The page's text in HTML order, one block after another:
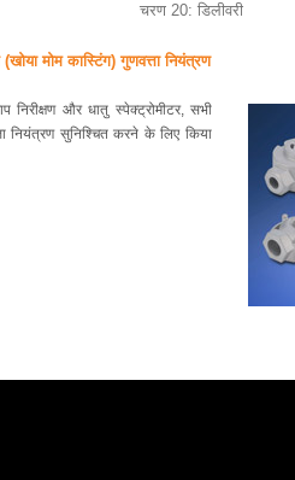
चरण 20: डिलीवरी
मोम कास्टिंग) गुणवत्ता नियंत्रण
निरीक्षण और धातु स्पेक्ट्रोमीटर, सभी
नियंत्रण सुनिश्चित करने के लिए किया